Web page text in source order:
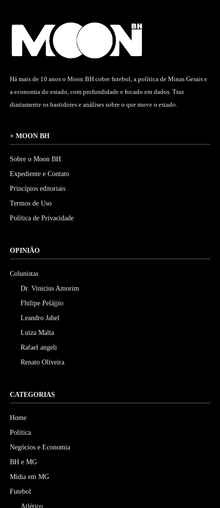
Há mais de 10 anos o Moon BH cobre futebol, a política de Minas Gerais e
a economia do estado, com profundidade e focado em dados. Traz
diariamente os bastidores e análises sobre o que move o estado.
+ MOON BH
Sobre o Moon BH
Expediente e Contato
Princípios editoriais
Termos de Uso
Política de Privacidade
OPINIÃO
Colunistas
Dr. Vinicius Amorim
Fhilipe Pelájjio
Leandro Jahel
Luiza Malta
Rafael angeli
Renato Oliveira
CATEGORIAS
Home
Política
Negócios e Economia
BH e MG
Mídia em MG
Futebol
Atlético